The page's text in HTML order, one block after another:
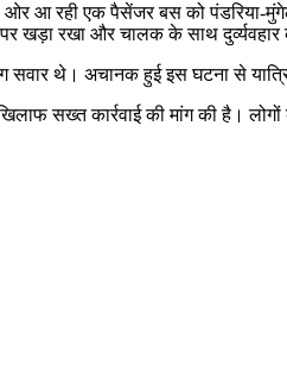
आ रही एक पैसेंजर बस को पंडरिया-
रखा और चालक के साथ दुर्व्यवहार
सवार थे। अचानक हुई इस घटना से
सख्त कार्रवाई की मांग की है।